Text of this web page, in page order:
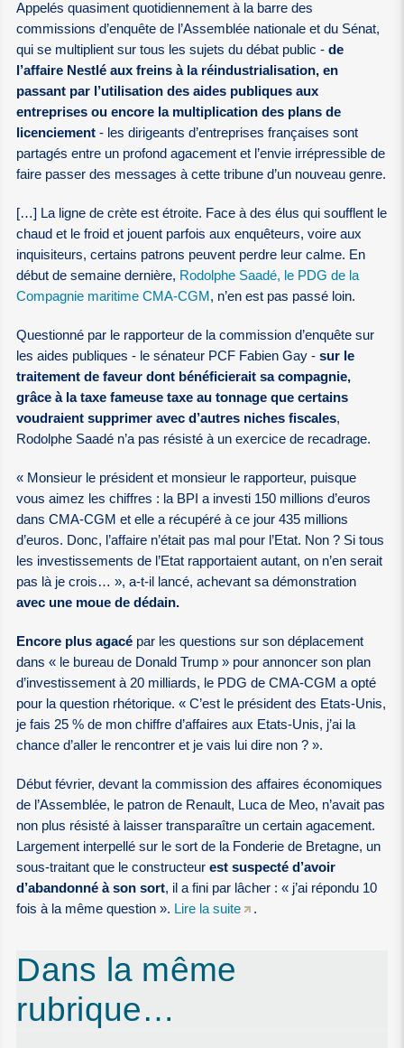
Appelés quasiment quotidiennement à la barre des
commissions d’enquête de l’Assemblée nationale et du Sénat,
qui se multiplient sur tous les sujets du débat public -de
l’affaire Nestlé aux freins à la réindustrialisation, en
passant par l’utilisation des aides publiques aux
entreprises ou encore la multiplication des plans de
licenciement- les dirigeants d’entreprises françaises sont
partagés entre un profond agacement et l’envie irrépressible de
faire passer des messages à cette tribune d’un nouveau genre.
[…] La ligne de crète est étroite. Face à des élus qui soufflent le
chaud et le froid et jouent parfois aux enquêteurs, voire aux
inquisiteurs, certains patrons peuvent perdre leur calme. En
début de semaine dernière, Rodolphe Saadé, le PDG de la
Compagnie maritime CMA-CGM , n’en est pas passé loin.
Questionné par le rapporteur de la commission d’enquête sur
les aides publiques - le sénateur PCF Fabien Gay -sur le
traitement de faveur dont bénéficierait sa compagnie,
grâce à la taxe fameuse taxe au tonnage que certains
voudraient supprimer avec d’autres niches fiscales,
Rodolphe Saadé n’a pas résisté à un exercice de recadrage.
« Monsieur le président et monsieur le rapporteur, puisque
vous aimez les chiffres : la BPI a investi 150 millions d’euros
dans CMA-CGM et elle a récupéré à ce jour 435 millions
d’euros. Donc, l’affaire n’était pas mal pour l’Etat. Non ? Si tous
les investissements de l’Etat rapportaient autant, on n’en serait
pas là je crois… », a-t-il lancé, achevant sa démonstration
avec une moue de dédain.
Encore plus agacé par les questions sur son déplacement
dans « le bureau de Donald Trump » pour annoncer son plan
d’investissement à 20 milliards, le PDG de CMA-CGM a opté
pour la question rhétorique. « C’est le président des Etats-Unis,
je fais 25 % de mon chiffre d’affaires aux Etats-Unis, j’ai la
chance d’aller le rencontrer et je vais lui dire non ? ».
Début février, devant la commission des affaires économiques
de l’Assemblée, le patron de Renault, Luca de Meo, n’avait pas
non plus résisté à laisser transparaître un certain agacement.
Largement interpellé sur le sort de la Fonderie de Bretagne, un
sous-traitant que le constructeurest suspecté d’avoir
d’abandonné à son sort, il a fini par lâcher : « j’ai répondu 10
fois à la même question ». Lire la suite .
Dans la même
rubrique…